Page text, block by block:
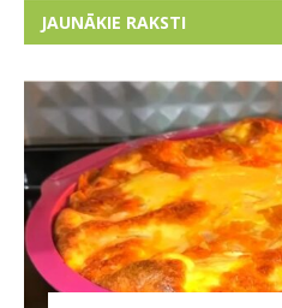
JAUNĀKIE RAKSTI